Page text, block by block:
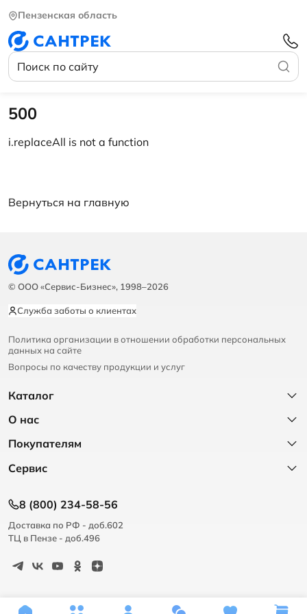
Пензенская область
500
i.replaceAll is not a function
Вернуться на главную
© ООО «Сервис-Бизнес», 1998–2026
Служба заботы о клиентах
Политика организации в отношении обработки персональных
данных на сайте
Вопросы по качеству продукции и услуг
Каталог
О нас
Покупателям
Сервис
8 (800) 234-58-56
Доставка по РФ - доб.602
ТЦ в Пензе - доб.496